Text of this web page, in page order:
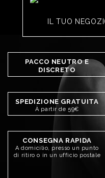
IL TUO
PACCO NEUTRO E
DISCRETO
SPEDIZIONE GRATUITA
À partir de 59€
CONSEGNA RAPIDA
A domicilio, presso un punto
di ritiro o in un ufficio postale